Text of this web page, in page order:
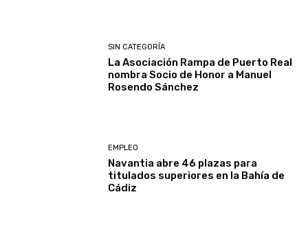
SIN CATEGORÍA
La Asociación Rampa de Puerto Real
nombra Socio de Honor a Manuel
Rosendo Sánchez
EMPLEO
Navantia abre 46 plazas para
titulados superiores en la Bahía de
Cádiz